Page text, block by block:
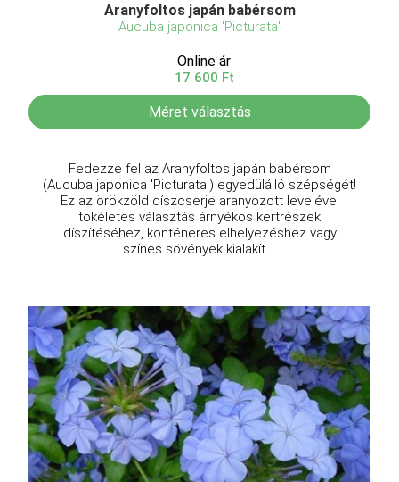
Aranyfoltos japán babérsom
Aucuba japonica 'Picturata'
Online ár
17 600 Ft
Méret választás
Fedezze fel az Aranyfoltos japán babérsom
(Aucuba japonica 'Picturata') egyedülálló szépségét!
Ez az örökzöld díszcserje aranyozott levelével
tökéletes választás árnyékos kertrészek
díszítéséhez, konténeres elhelyezéshez vagy
színes sövények kialakít ...